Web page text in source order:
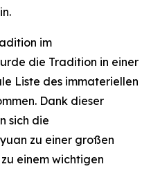
im
die Tradition in einer
Liste des immateriellen
Dank dieser
sich die
zu einer großen
einem wichtigen